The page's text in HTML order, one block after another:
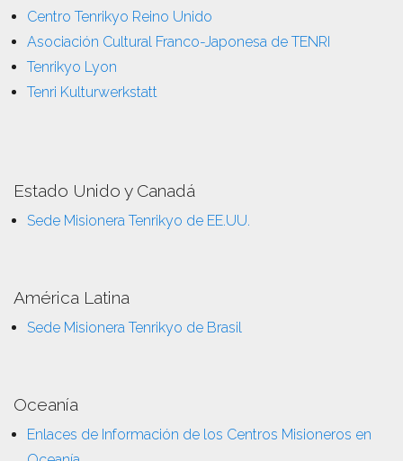
Centro Tenrikyo Reino Unido
Asociación Cultural Franco-Japonesa de TENRI
Tenrikyo Lyon
Tenri Kulturwerkstatt
Estado Unido y Canadá
Sede Misionera Tenrikyo de EE.UU.
América Latina
Sede Misionera Tenrikyo de Brasil
Oceanía
Enlaces de Información de los Centros Misioneros en